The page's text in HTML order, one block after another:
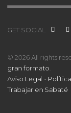
GET SOCIAL
© 2026 All rights
gran formato
Aviso Legal -
Trabajar en Sabaté